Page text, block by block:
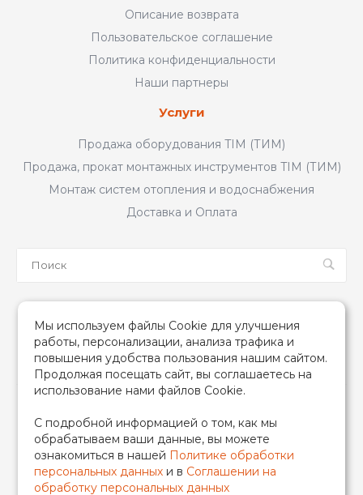
Описание возврата
Пользовательское соглашение
Политика конфиденциальности
Наши партнеры
Услуги
Продажа оборудования TIM (ТИМ)
Продажа, прокат монтажных инструментов TIM (ТИМ)
Монтаж систем отопления и водоснабжения
Доставка и Оплата
2026 © TIM (ТИМ) Инженерная сантехника, Все права
защищены
ИП Гончаренко Надежда Николаевна
500708528433/319500700011740
Мы используем файлы Cookie для улучшения
работы, персонализации, анализа трафика и
повышения удобства пользования нашим сайтом.
Продолжая посещать сайт, вы соглашаетесь на
использование нами файлов Cookie.
С подробной информацией о том, как мы
обрабатываем ваши данные, вы можете
ознакомиться в нашей Политике обработки
персональных данных и в Соглашении на
обработку персональных данных